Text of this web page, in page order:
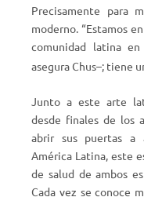
Precisamente para
moderno. “Estamos
comunidad latina
asegura Chus–; tiene
Junto a este arte
desde finales de los
abrir sus puertas a
América Latina, este
de salud de ambos
Cada vez se conoce